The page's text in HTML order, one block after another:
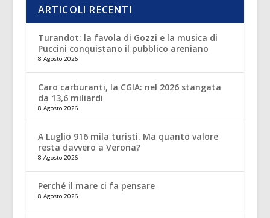
ARTICOLI RECENTI
Turandot: la favola di Gozzi e la musica di
Puccini conquistano il pubblico areniano
8 Agosto 2026
Caro carburanti, la CGIA: nel 2026 stangata
da 13,6 miliardi
8 Agosto 2026
A Luglio 916 mila turisti. Ma quanto valore
resta davvero a Verona?
8 Agosto 2026
Perché il mare ci fa pensare
8 Agosto 2026